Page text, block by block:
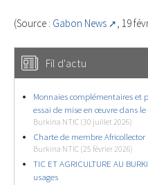
(Source : Gabon News , 19
Fil d'actu
Monnaies complémentaires et
essai de mise en œuvre dans le
Burkina NTIC (30 juillet 2026)
Charte de membre Africollector
Burkina NTIC (25 février 2026)
TIC ET AGRICULTURE AU
usages